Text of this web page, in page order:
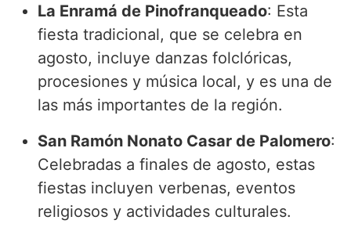
La Enramá de Pinofranqueado: Esta
fiesta tradicional, que se celebra en
agosto, incluye danzas folclóricas,
procesiones y música local, y es una de
las más importantes de la región.
San Ramón Nonato Casar de Palomero:
Celebradas a finales de agosto, estas
fiestas incluyen verbenas, eventos
religiosos y actividades culturales.